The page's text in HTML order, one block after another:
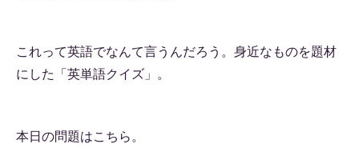
これって英語でなんて言うんだろう。身近なものを題材
にした「英単語クイズ」。
本日の問題はこちら。